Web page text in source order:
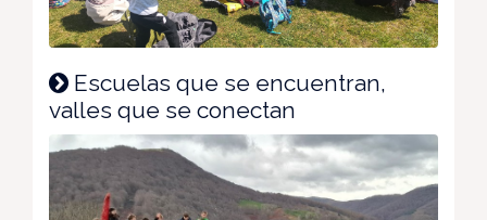
Escuelas que se encuentran,
valles que se conectan